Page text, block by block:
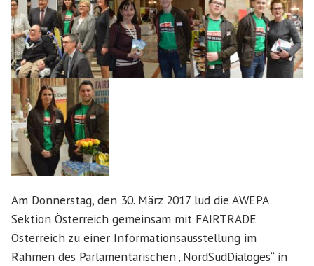
Am Donnerstag, den 30. März 2017 lud die AWEPA
Sektion Österreich gemeinsam mit FAIRTRADE
Österreich zu einer Informationsausstellung im
Rahmen des Parlamentarischen „NordSüdDialoges“ in